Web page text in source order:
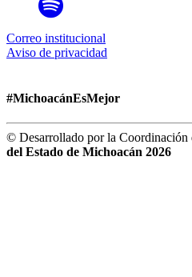
Correo institucional
Aviso de privacidad
#MichoacánEsMejor
© Desarrollado por la Coordinación
del Estado de Michoacán 2026